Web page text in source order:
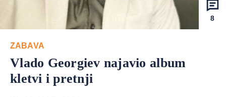
8
ZABAVA
Vlado Georgiev najavio album
kletvi i pretnji